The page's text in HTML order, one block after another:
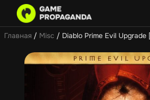
Главная / Misc / Diablo Prime Evil Upgrade